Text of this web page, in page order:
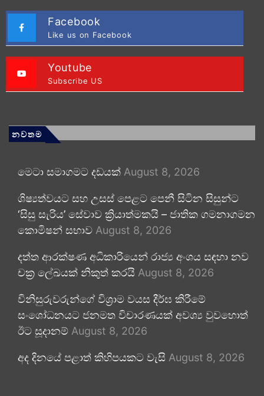
Facebook
Like us on Facebook
Youtube
Subscribe US
නවතම
මෙටා සමාගමට දඩයක් August 8, 2026
ශිෂ්‍යත්වයට සහ උසස් පෙළට පෙනී සිටින සිසුන්ට
‘සිසු සැරිය’ සේවාව ක්‍රියාත්මකයි – ජාතික ගමනාගමන
කොමිෂන් සභාව August 8, 2026
දත්ත ආරක්ෂණ අධිකාරියෙන් රාජ්‍ය අංශය සඳහා නව
චක්‍ර ලේඛයක් නිකුත් කරයි August 8, 2026
විනිසුරුවරුන්ගේ විශ්‍රාම වයස දීර්ඝ කිරීමේ
සංශෝධනයට ජනමත විචාරණයක් අවශ්‍ය වුවහොත්
ඊට සූදානම් August 8, 2026
අද දිනයේ පළාත් කිහිපයකට වැසි August 8, 2026